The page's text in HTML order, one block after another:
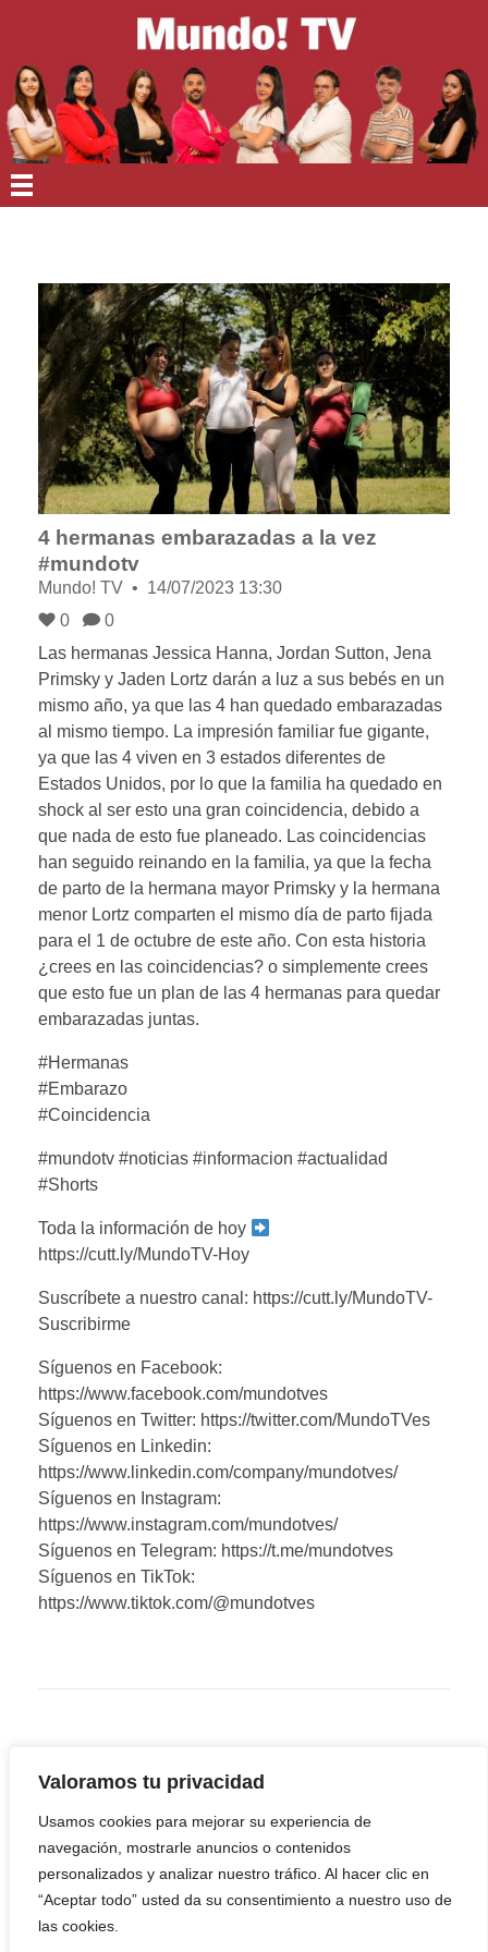
Valoramos tu privacidad
Usamos cookies para mejorar su experiencia de
navegación, mostrarle anuncios o contenidos
personalizados y analizar nuestro tráfico. Al hacer clic en
“Aceptar todo” usted da su consentimiento a nuestro uso de
las cookies.
4 hermanas embarazadas a la vez
#mundotv
Mundo! TV
14/07/2023 13:30
0
0
Las hermanas Jessica Hanna, Jordan Sutton, Jena
Primsky y Jaden Lortz darán a luz a sus bebés en un
mismo año, ya que las 4 han quedado embarazadas
al mismo tiempo. La impresión familiar fue gigante,
ya que las 4 viven en 3 estados diferentes de
Estados Unidos, por lo que la familia ha quedado en
shock al ser esto una gran coincidencia, debido a
que nada de esto fue planeado. Las coincidencias
han seguido reinando en la familia, ya que la fecha
de parto de la hermana mayor Primsky y la hermana
menor Lortz comparten el mismo día de parto fijada
para el 1 de octubre de este año. Con esta historia
¿crees en las coincidencias? o simplemente crees
que esto fue un plan de las 4 hermanas para quedar
embarazadas juntas.
#Hermanas
#Embarazo
#Coincidencia
#mundotv #noticias #informacion #actualidad
#Shorts
Toda la información de hoy
https://cutt.ly/MundoTV-Hoy
Suscríbete a nuestro canal: https://cutt.ly/MundoTV-
Suscribirme
Síguenos en Facebook:
https://www.facebook.com/mundotves
Síguenos en Twitter: https://twitter.com/MundoTVes
Síguenos en Linkedin:
https://www.linkedin.com/company/mundotves/
Síguenos en Instagram:
https://www.instagram.com/mundotves/
Síguenos en Telegram: https://t.me/mundotves
Síguenos en TikTok:
https://www.tiktok.com/@mundotves